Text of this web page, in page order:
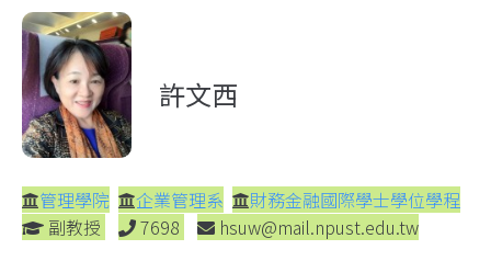
許文西
管理學院 企業管理系
財務金融國際學士學位學程
副教授
7698 hsuw@mail.npust.edu.tw